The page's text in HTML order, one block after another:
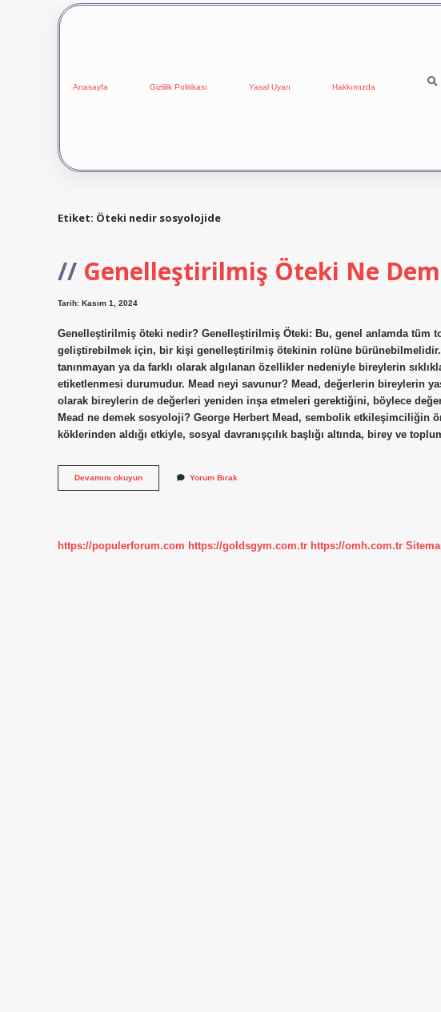
Anasayfa Gizlilik Politikası Yasal Uyarı Hakkımızda
Etiket: Öteki nedir sosyolojide
Genelleştirilmiş Öteki Ne
Tarih: Kasım 1, 2024
Genelleştirilmiş öteki nedir? Genelleştirilmiş Öteki: Bu, genel anlamda tüm
geliştirebilmek için, bir kişi genelleştirilmiş ötekinin rolüne
tanınmayan ya da farklı olarak algılanan özellikler nedeniyle bireylerin
etiketlenmesi durumudur. Mead neyi savunur? Mead, değerlerin bireylerin
olarak bireylerin de değerleri yeniden inşa etmeleri gerektiğini, böylece
Mead ne demek sosyoloji? George Herbert Mead, sembolik etkileşimciliğin
köklerinden aldığı etkiyle, sosyal davranışçılık başlığı altında, birey ve
Devamını okuyunGenelleştirilmiş
Öteki
Yorum Bırak
https://populerforum.com https://goldsgym.com.tr https://omh.com.tr